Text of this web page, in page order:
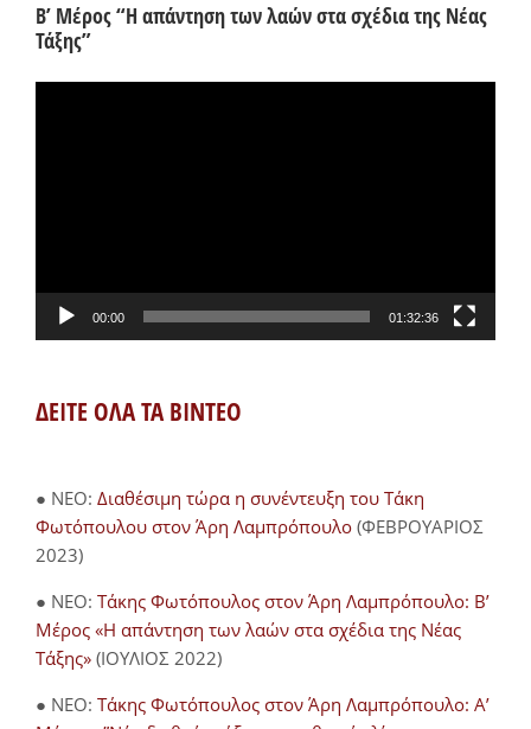
Β’ Μέρος “Η απάντηση των λαών στα σχέδια της Νέας
Τάξης”
00:00 01:32:36
ΔΕΙΤΕ ΟΛΑ ΤΑ ΒΙΝΤΕΟ
● NEO: Διαθέσιμη τώρα η συνέντευξη του Τάκη
Φωτόπουλου στον Άρη Λαμπρόπουλο (ΦΕΒΡΟΥΑΡΙΟΣ
2023)
● NEO: Τάκης Φωτόπουλος στον Άρη Λαμπρόπουλο: Β’
Μέρος «Η απάντηση των λαών στα σχέδια της Νέας
Τάξης» (ΙΟΥΛΙΟΣ 2022)
● NEO: Τάκης Φωτόπουλος στον Άρη Λαμπρόπουλο: Α’